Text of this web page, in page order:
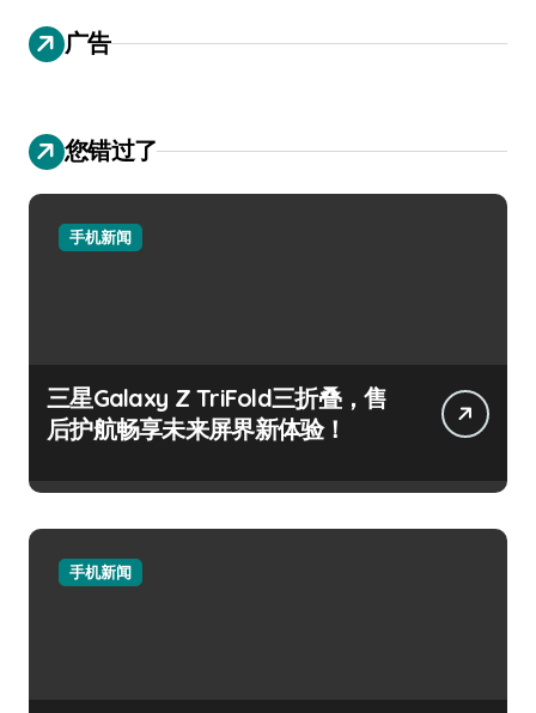
广告
您错过了
手机新闻
三星Galaxy Z TriFold三折叠，售
后护航畅享未来屏界新体验！
手机新闻